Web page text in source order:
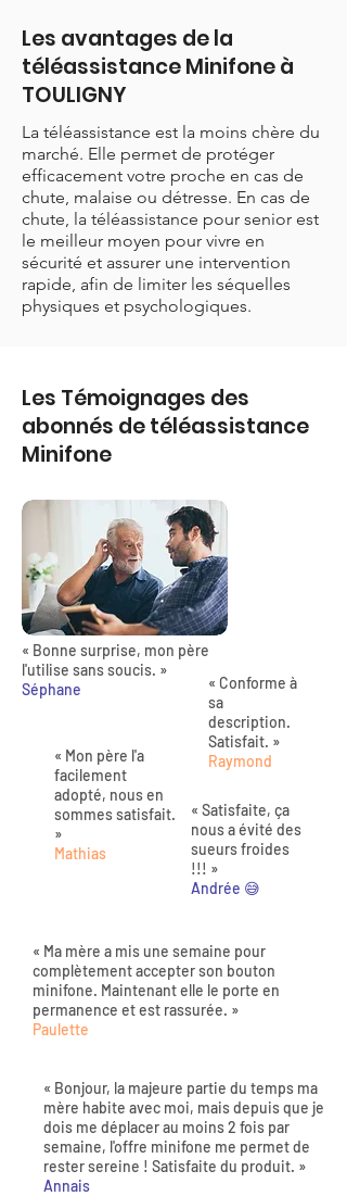
Les avantages de la
téléassistance Minifone à
TOULIGNY
La téléassistance est la moins chère du
marché. Elle permet de protéger
efficacement votre proche en cas de
chute, malaise ou détresse. En cas de
chute, la téléassistance pour senior est
le meilleur moyen pour vivre en
sécurité et assurer une intervention
rapide, afin de limiter les séquelles
physiques et psychologiques.
Les Témoignages des
abonnés de téléassistance
Minifone
« Bonne surprise, mon père
l'utilise sans soucis. »
Séphane
« Mon père l'a
facilement
adopté, nous en
sommes satisfait.
»
Mathias
« Conforme à
sa
description.
Satisfait. »
Raymond
« Satisfaite, ça
nous a évité des
sueurs froides
!!! »
Andrée 😅
« Ma mère a mis une semaine pour
complètement accepter son bouton
minifone. Maintenant elle le porte en
permanence et est rassurée. »
Paulette
« Bonjour, la majeure partie du temps ma
mère habite avec moi, mais depuis que je
dois me déplacer au moins 2 fois par
semaine, l'offre minifone me permet de
rester sereine ! Satisfaite du produit. »
Annais